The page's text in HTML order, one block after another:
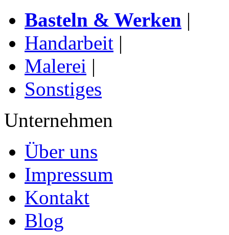
Basteln & Werken |
Handarbeit |
Malerei |
Sonstiges
Unternehmen
Über uns
Impressum
Kontakt
Blog